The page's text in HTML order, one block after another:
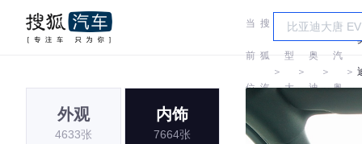
当
前
位
置:
搜
狐
汽
＞
车
型
大
＞
奥
迪
＞
一
汽
奥
＞
外观
4633张
内饰
7664张